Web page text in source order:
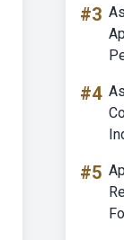
#3
#4
#5